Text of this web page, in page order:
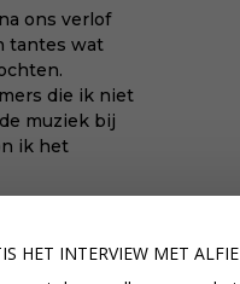
ons verlof
tantes wat
die ik niet
muziek bij
ik het
bandje te
op het
Verder
HET INTERVIEW MET